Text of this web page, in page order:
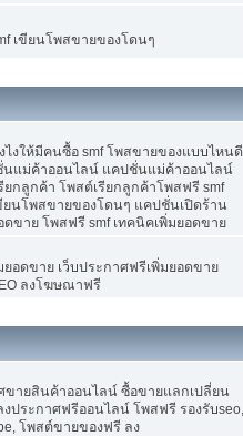
เขียนโพสขายของโดนๆ
งให้มีคนซื้อ smf โพสขายของแบบไหนดี
นแม่ค้าออนไลน์ แคปชั่นแม่ค้าออนไลน์
ยกลูกค้า โพสต์เรียกลูกค้าโพสฟรี smf
ยนโพสขายของโดนๆ แคปชั่นเปิดร้าน
ขาย โพสฟรี smf เทคนิคเพิ่มยอดขาย
อดขาย เว็บประกาศฟรีเพิ่มยอดขาย
ลงโฆษณาฟรี
ขายสินค้าออนไลน์ ซื้อขายแลกเปลี่ยน
ประกาศฟรีออนไลน์ โพสฟรี รองรับseo,
โพสต์ขายของฟรี ลง